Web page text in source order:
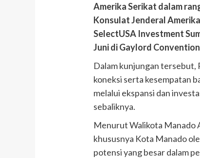
Amerika Serikat dalam
Konsulat Jenderal
SelectUSA Investment
Juni di Gaylord
Dalam kunjungan tersebut,
koneksi serta kesempatan
melalui ekspansi dan
sebaliknya.
Menurut Walikota Manado
khususnya Kota Manado
potensi yang besar dalam